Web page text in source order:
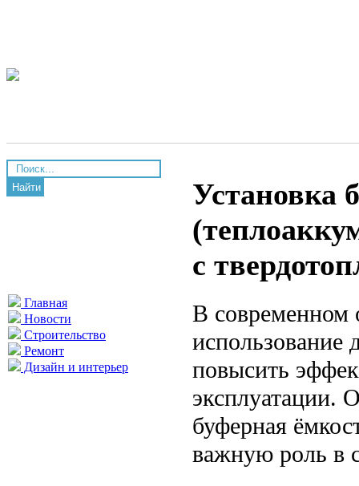
Найти
Главная
Новости
Строительство
Ремонт
Дизайн и интерьер
Установка
с
В современном
использование
повысить
эксплуатации.
буферная
важную роль в